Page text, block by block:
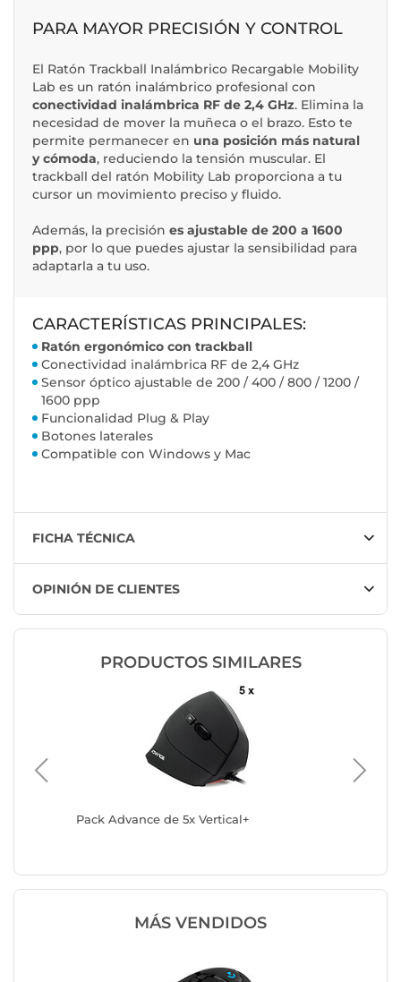
PARA MAYOR PRECISIÓN Y CONTROL
El Ratón Trackball Inalámbrico Recargable Mobility
Lab es un ratón inalámbrico profesional con
conectividad inalámbrica RF de 2,4 GHz. Elimina la
necesidad de mover la muñeca o el brazo. Esto te
permite permanecer en una posición más natural
y cómoda, reduciendo la tensión muscular. El
trackball del ratón Mobility Lab proporciona a tu
cursor un movimiento preciso y fluido.
Además, la precisión es ajustable de 200 a 1600
ppp, por lo que puedes ajustar la sensibilidad para
adaptarla a tu uso.
CARACTERÍSTICAS PRINCIPALES:
Ratón ergonómico con trackball
Conectividad inalámbrica RF de 2,4 GHz
Sensor óptico ajustable de 200 / 400 / 800 / 1200 /
1600 ppp
Funcionalidad Plug & Play
Botones laterales
Compatible con Windows y Mac
FICHA TÉCNICA
OPINIÓN DE CLIENTES
PRODUCTOS SIMILARES
Pack Advance de 5x Vertical+
MÁS VENDIDOS